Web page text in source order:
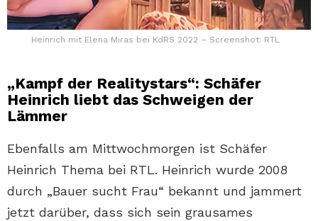
Heinrich mit Elena Miras bei KdRS 2022 – Screenshot: RTL
„Kampf der Realitystars“: Schäfer
Heinrich liebt das Schweigen der
Lämmer
Ebenfalls am Mittwochmorgen ist Schäfer
Heinrich Thema bei RTL. Heinrich wurde 2008
durch „Bauer sucht Frau“ bekannt und jammert
jetzt darüber, dass sich sein grausames